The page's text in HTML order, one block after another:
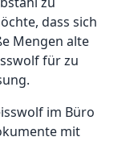
dass sich
Mengen alte
für zu
im Büro
mit